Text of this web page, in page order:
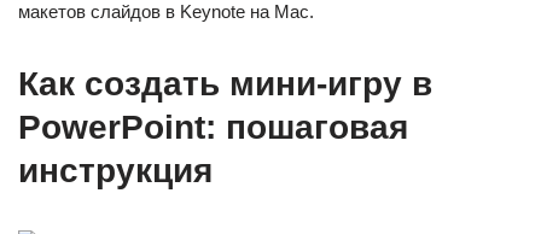
макетов слайдов в Keynote на Mac.
Как создать мини-игру в
PowerPoint: пошаговая
инструкция